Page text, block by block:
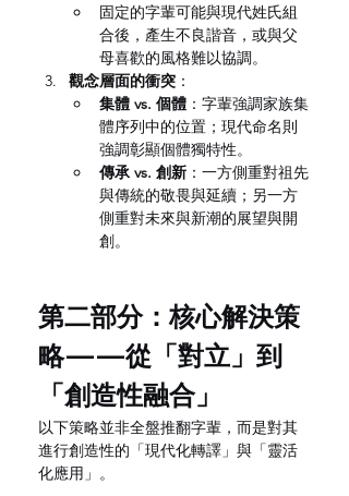
固定的字輩可能與現代姓氏組
合後，產生不良諧音，或與父
母喜歡的風格難以協調。
觀念層面的衝突 ：
集體 vs. 個體 ：字輩強調家族集
體序列中的位置；現代命名則
強調彰顯個體獨特性。
傳承 vs. 創新 ：一方側重對祖先
與傳統的敬畏與延續；另一方
側重對未來與新潮的展望與開
創。
第二部分：核心解決策
略——從「對立」到
「創造性融合」
以下策略並非全盤推翻字輩，而是對其
進行創造性的「現代化轉譯」與「靈活
化應用」。